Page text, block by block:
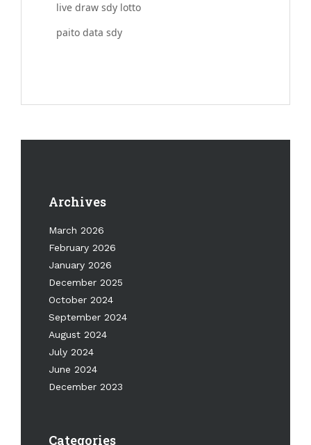
live draw sdy lotto
paito data sdy
Archives
March 2026
February 2026
January 2026
December 2025
October 2024
September 2024
August 2024
July 2024
June 2024
December 2023
Categories